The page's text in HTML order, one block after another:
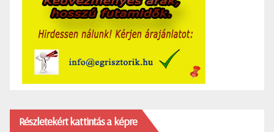
Részletekért kattintás a képre